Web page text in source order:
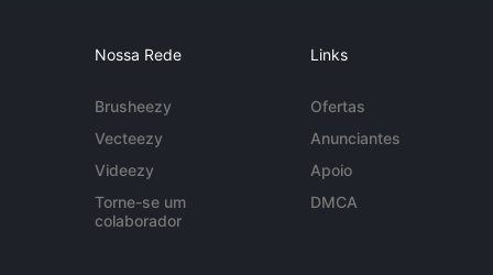
Nossa Rede
Brusheezy
Vecteezy
Videezy
Torne-se um
colaborador
Links
Ofertas
Anunciantes
Apoio
DMCA